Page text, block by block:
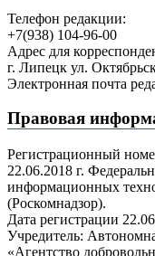
Телефон редакции:
+7(938) 104-96-00
Адрес для
г. Липецк ул.
Электронная почта
Правовая
Регистрационный
22.06.2018 г.
информационных
(Роскомнадзор).
Дата регистрации
Учредитель:
«Агентство